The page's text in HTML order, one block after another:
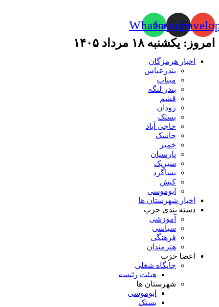
Instagram
Whatsapp
امروز: یکشنبه ۱۸ مرداد ۱۴۰۵
اخبار هرمزگان
بندرعباس
میناب
بندر لنگه
قشم
رودان
بستک
حاجی آباد
جاسک
خمیر
پارسیان
سیریک
بشاگرد
کیش
ابوموسی
اخبار شهرستان ها
دسته بندی حزب
آموزشی
سیاسی
فرهنگی
هنرمندان
اعضا حزب
جایگاه شغلی
هیئت رئیسه
شهرستان ها
ابوموسی
بستک